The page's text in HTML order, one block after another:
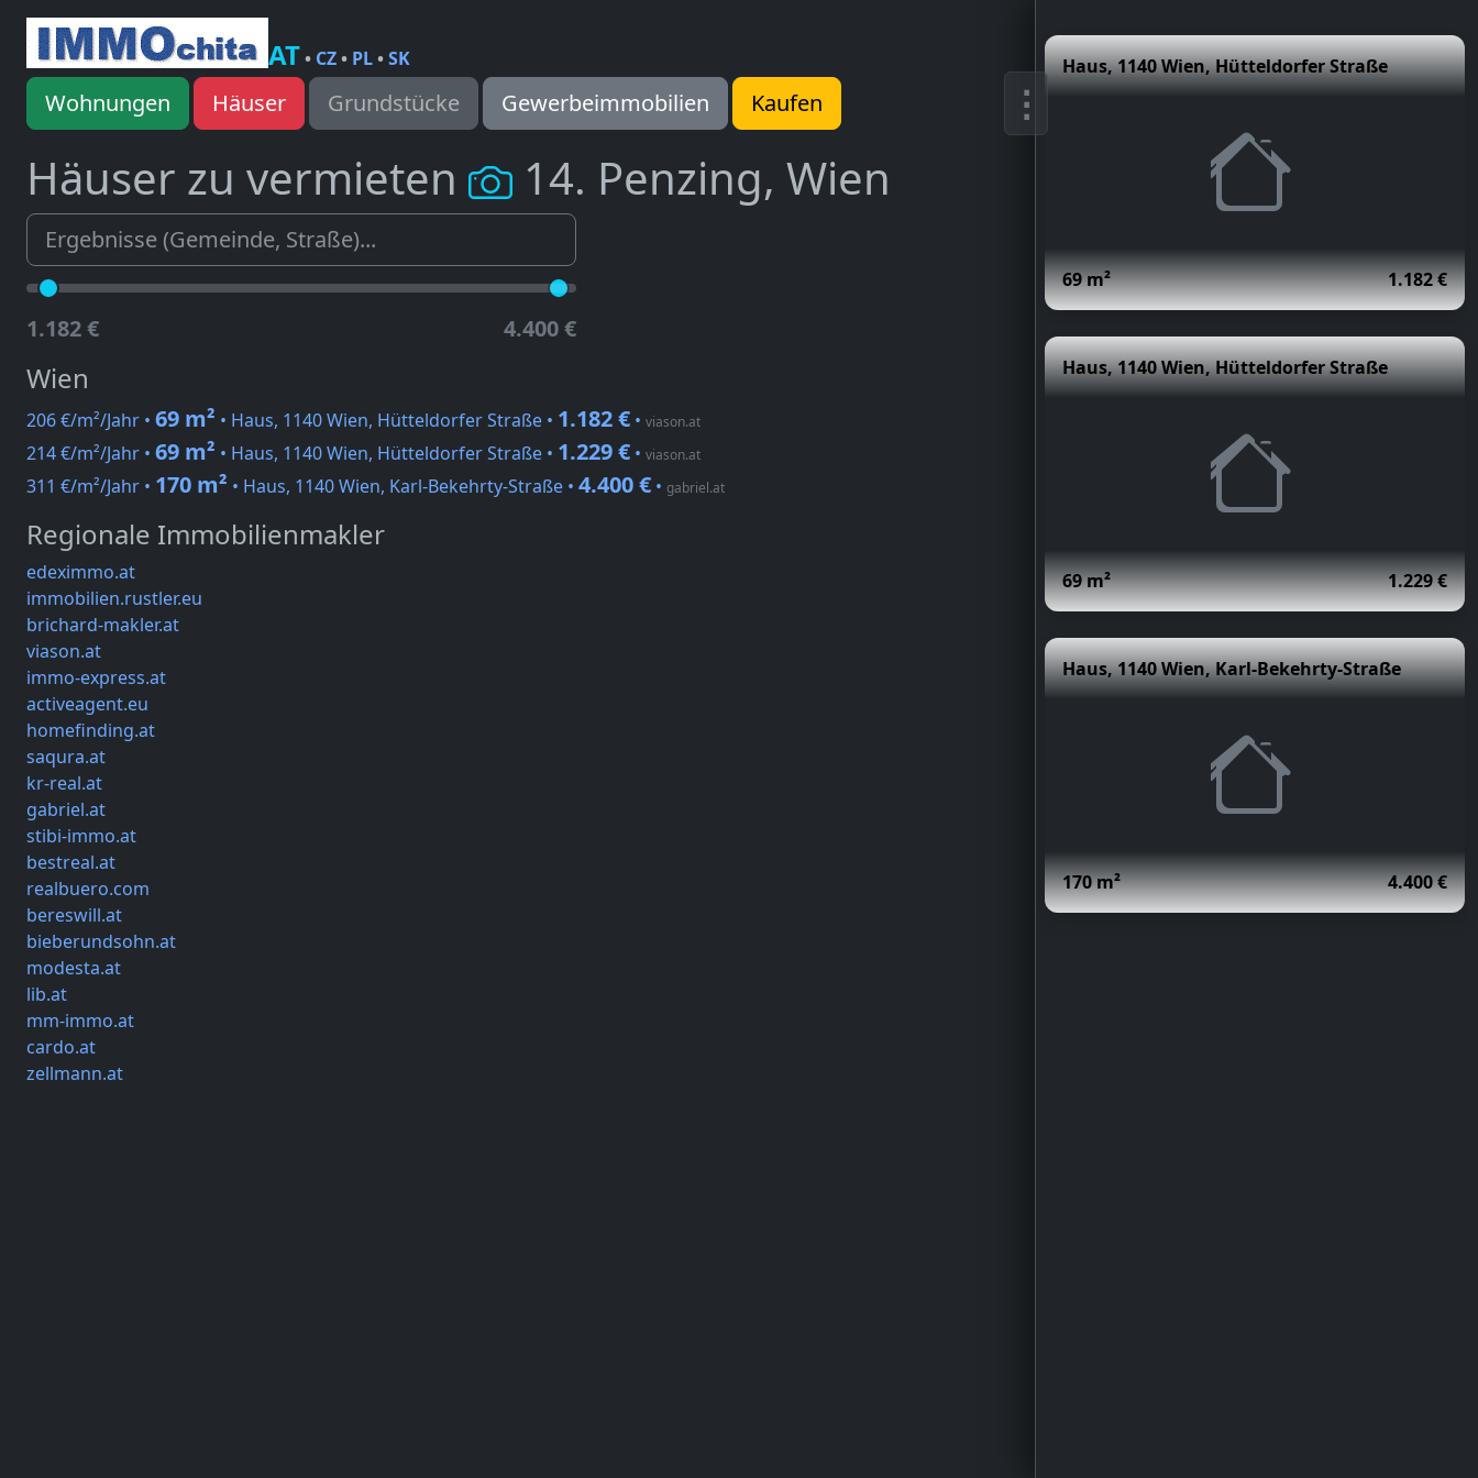
AT• CZ• PL•SK
Wohnungen Häuser Grundstücke Gewerbeimmobilien Kaufen
Häuser zu vermieten 14. Penzing, Wien
1.182 € 4.400 €
Wien
206 €/m²/Jahr • 69 m² • Haus, 1140 Wien, Hütteldorfer Straße • 1.182 € • viason.at
214 €/m²/Jahr • 69 m² • Haus, 1140 Wien, Hütteldorfer Straße • 1.229 € • viason.at
311 €/m²/Jahr • 170 m² • Haus, 1140 Wien, Karl-Bekehrty-Straße • 4.400 € • gabriel.at
Regionale Immobilienmakler
edeximmo.at
immobilien.rustler.eu
brichard-makler.at
viason.at
immo-express.at
activeagent.eu
homefinding.at
saqura.at
kr-real.at
gabriel.at
stibi-immo.at
bestreal.at
realbuero.com
bereswill.at
bieberundsohn.at
modesta.at
lib.at
mm-immo.at
cardo.at
zellmann.at